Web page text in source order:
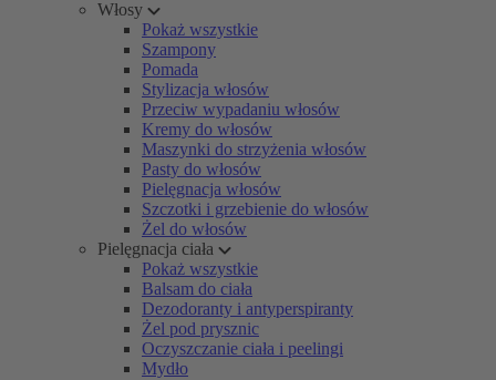
Włosy
Pokaż wszystkie
Szampony
Pomada
Stylizacja włosów
Przeciw wypadaniu włosów
Kremy do włosów
Maszynki do strzyżenia włosów
Pasty do włosów
Pielęgnacja włosów
Szczotki i grzebienie do włosów
Żel do włosów
Pielęgnacja ciała
Pokaż wszystkie
Balsam do ciała
Dezodoranty i antyperspiranty
Żel pod prysznic
Oczyszczanie ciała i peelingi
Mydło